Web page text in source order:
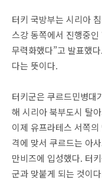
터키 국방부는 시리아
스강 동쪽에서 진행중인
무력화했다”고 발표했
다는 뜻이다.
터키군은 쿠르드민병대
해 시리아 북부도시 탈
이제 유프라테스 서쪽
격에 맞서 쿠르드는 아
만비즈에 입성했다. 터
군과 맞붙게 되는 것이